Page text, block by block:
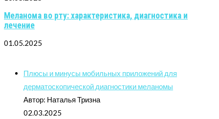
Меланома во рту: характеристика, диагностика и
лечение
01.05.2025
Плюсы и минусы мобильных приложений для
дерматоскопической диагностики меланомы
Автор: Наталья Тризна
02.03.2025